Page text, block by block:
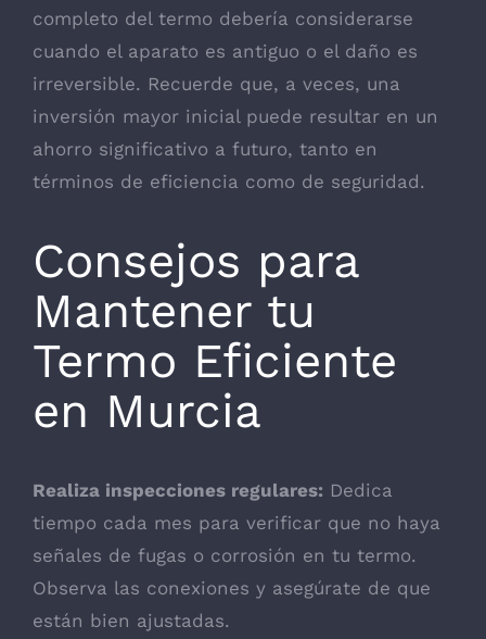
completo del termo debería considerarse
cuando el aparato es antiguo o el daño es
irreversible. Recuerde que, a veces, una
inversión mayor inicial puede resultar en un
ahorro significativo a futuro, tanto en
términos de eficiencia como de seguridad.
Consejos para
Mantener tu
Termo Eficiente
en Murcia
Realiza inspecciones regulares: Dedica
tiempo cada mes para verificar que no haya
señales de fugas o corrosión en tu termo.
Observa las conexiones y asegúrate de que
están bien ajustadas.